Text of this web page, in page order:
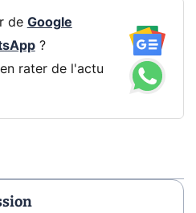
de Google
?
rater de l'actu